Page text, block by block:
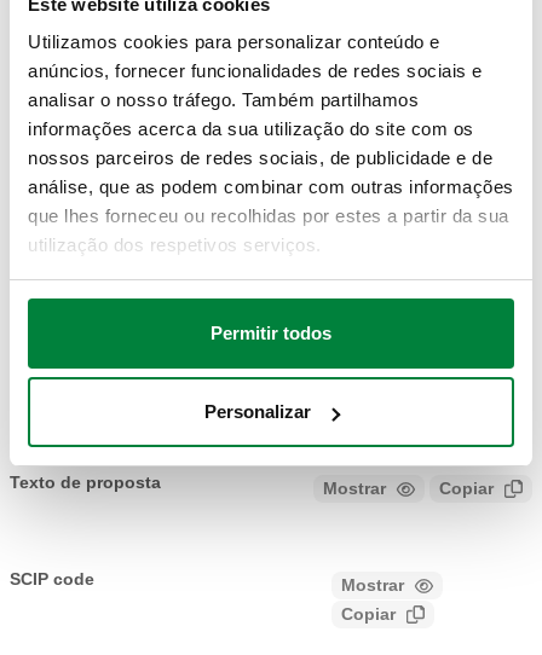
Utilizamos cookies para personalizar conteúdo e
anúncios, fornecer funcionalidades de redes sociais e
analisar o nosso tráfego. Também partilhamos
informações acerca da sua utilização do site com os
nossos parceiros de redes sociais, de publicidade e de
análise, que as podem combinar com outras informações
que lhes forneceu ou recolhidas por estes a partir da sua
utilização dos respetivos serviços.
Permitir todos
Personalizar
DADOS TÉCNICOS
Material:latão
DESENHOS E ESPECIFICAÇÕES
Modelos 3D
Texto de proposta Mostrar Copiar
segurança. Material: latão.
SCIP code
Mostrar
Copiar